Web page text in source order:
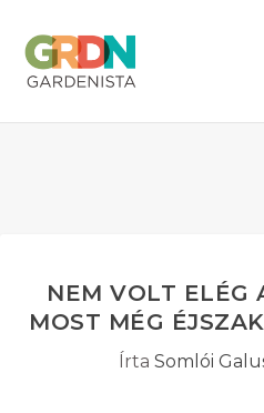
NEM VOLT ELÉG
MOST MÉG
Írta Somlói